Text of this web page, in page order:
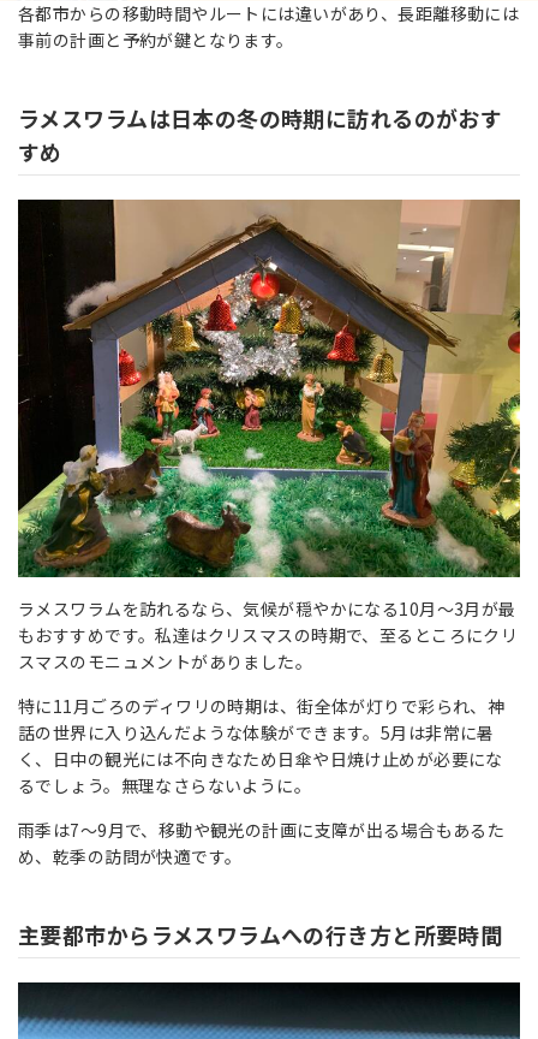
各都市からの移動時間やルートには違いがあり、長距離移動には
事前の計画と予約が鍵となります。
ラメスワラムは日本の冬の時期に訪れるのがおす
すめ
ラメスワラムを訪れるなら、気候が穏やかになる10月〜3月が最
もおすすめです。私達はクリスマスの時期で、至るところにクリ
スマスのモニュメントがありました。
特に11月ごろのディワリの時期は、街全体が灯りで彩られ、神
話の世界に入り込んだような体験ができます。5月は非常に暑
く、日中の観光には不向きなため日傘や日焼け止めが必要にな
るでしょう。無理なさらないように。
雨季は7〜9月で、移動や観光の計画に支障が出る場合もあるた
め、乾季の訪問が快適です。
主要都市からラメスワラムへの行き方と所要時間